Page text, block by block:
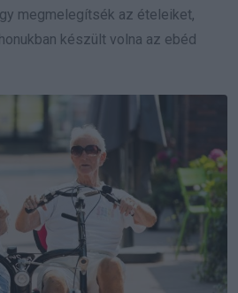
megmelegítsék az ételeiket,
készült volna az ebéd